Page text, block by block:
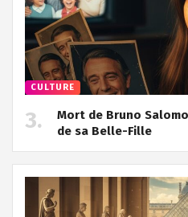
CULTURE
Mort de Bruno
de sa Belle-Fille